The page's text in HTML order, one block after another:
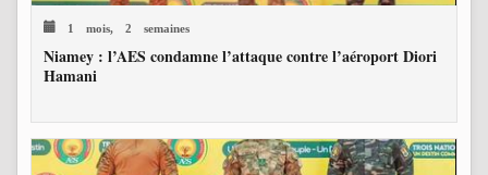
1 mois, 2 semaines
Niamey : l’AES condamne l’attaque contre l’aéroport Diori
Hamani